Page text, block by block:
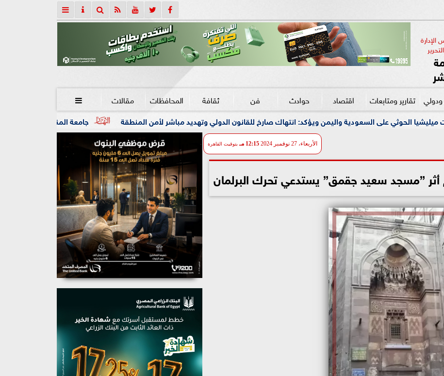
تقارير ومتابعات اقتصاد حوادث فن ثقافة المحافظات مقالات 
جامعة المنصورة تنفي ما تردد عن وفاة العالم السعودية واليمن ويؤكد: انتهاك صارخ للقانون الدولي وتهديد مباشر لأمن المنطقة
الأربعاء، 27 نوفمبر 2024 12:15 مـ بتوقيت القاهرة
أثر ”مسجد سعيد جقمق” يستدعي تحرك البرلمان